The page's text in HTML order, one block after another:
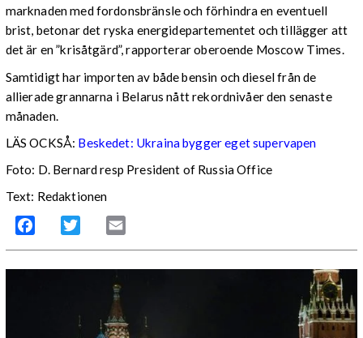
marknaden med fordonsbränsle och förhindra en eventuell
brist, betonar det ryska energidepartementet och tillägger att
det är en ”krisåtgärd”, rapporterar oberoende Moscow Times.
Samtidigt har importen av både bensin och diesel från de
allierade grannarna i Belarus nått rekordnivåer den senaste
månaden.
LÄS OCKSÅ: Beskedet: Ukraina bygger eget supervapen
Foto: D. Bernard resp President of Russia Office
Text: Redaktionen
Facebook Twitter